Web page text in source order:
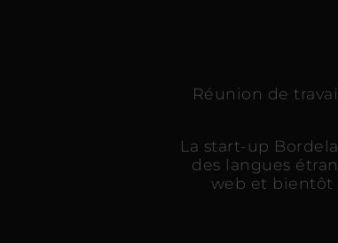
Réunion de
La start-up
des langues
web et bientôt